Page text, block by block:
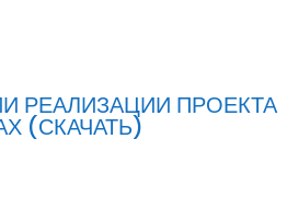
РЕАЛИЗАЦИИ ПРОЕКТА
(СКАЧАТЬ)